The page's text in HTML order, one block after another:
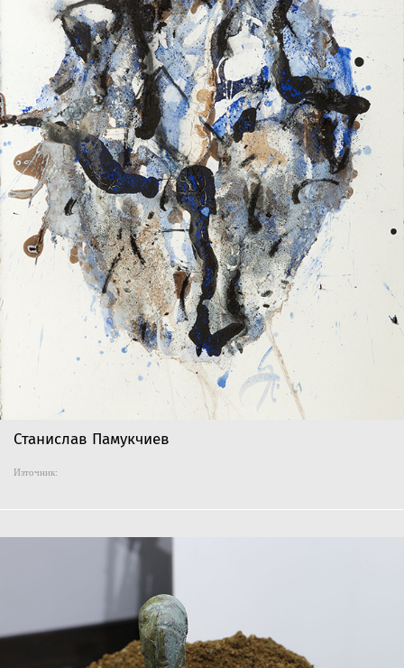
Станислав Памукчиев
Източник: